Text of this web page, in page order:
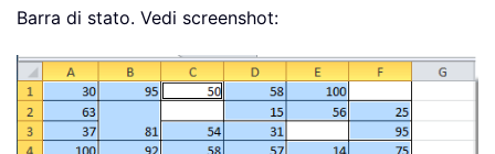
Barra di stato. Vedi screenshot: